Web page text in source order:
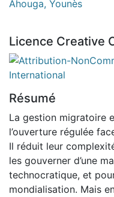
Ahouga, Younès
Licence Creative
Attribution-
Résumé
La gestion migratoire
l’ouverture régulée
Il réduit leur
les gouverner d’une
technocratique, et
mondialisation. Mais